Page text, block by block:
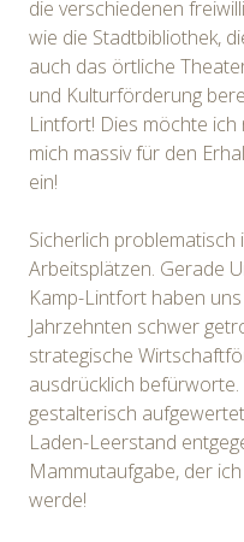
die verschiedenen
wie die Stadtbibliothek,
auch das örtliche
und Kulturförderung
Lintfort! Dies möchte
mich massiv für den
ein!
Sicherlich problematisch
Arbeitsplätzen. Gerade
Kamp-Lintfort haben
Jahrzehnten schwer
strategische
ausdrücklich
gestalterisch
Laden-Leerstand
Mammutaufgabe, der
werde!